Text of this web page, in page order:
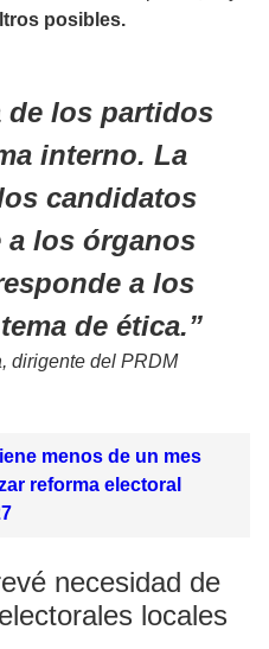
posibles.
de los partidos
interno. La
candidatos
los órganos
a los
de ética.
dirigente del PRDM
menos de un mes
reforma electoral
necesidad de
locales